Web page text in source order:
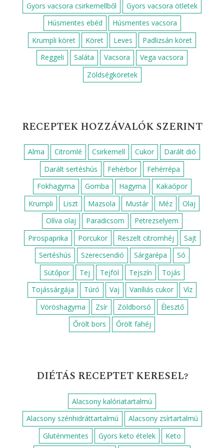
Gyors vacsora csirkemellből
Gyors vacsora ötletek
Húsmentes ebéd
Húsmentes vacsora
Krumpli köret
Köret Leves
Padlizsán köret
Reggeli
Saláta Vacsora
Vega vacsora
Zöldségköretek
RECEPTEK HOZZÁVALÓK SZERINT
Alma Citromlé Csirkemell Cukor
Darált dió
Darált sertéshús
Fehérbor
Fehérrépa
Fokhagyma
Gomba Hagyma
Kakaópor
Krumpli
Liszt Mazsola Mustár Méz
Olaj
Olíva olaj
Paradicsom
Petrezselyem
Pirospaprika
Porcukor Reszelt citromhéj
Sajt
Sertéshús
Szerecsendió Sárgarépa
Só
Sütőpor
Tej Tejföl Tejszín
Tojás
Tojássárgája
Túró Vaj Vaníliás cukor
Víz
Vöröshagyma
Zsír Zöldborsó
Élesztő
Őrölt bors
Őrölt fahéj
DIÉTÁS RECEPTET KERESEL?
Alacsony kalóriatartalmú
Alacsony szénhidráttartalmú
Alacsony zsírtartalmú
Gluténmentes
Gyors keto ételek Keto